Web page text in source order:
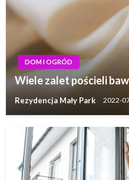
DOM I OGRÓD
Wiele zalet pościeli
Rezydencja Mały Park 2022-